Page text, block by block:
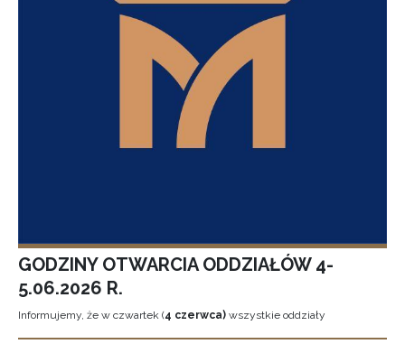
GODZINY OTWARCIA ODDZIAŁÓW 4-
5.06.2026 R.
Informujemy, że w czwartek (4 czerwca) wszystkie oddziały